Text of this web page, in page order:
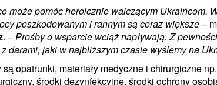
może pomóc heroicznie walczącym Ukraińcom.
poszkodowanym i rannym są coraz większe–
. –Prośby o wsparcie wciąż napływają. Z
darami, jaki w najbliższym czasie wyślemy na
opatrunki, materiały medyczne i chirurgiczne
środki dezynfekcyjne, środki ochrony